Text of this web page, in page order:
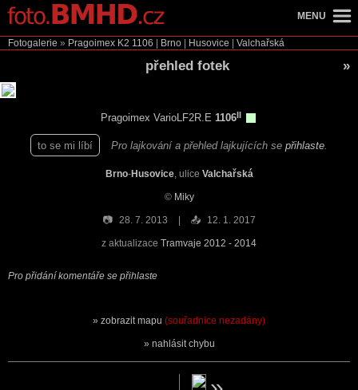
Fotogalerie » Pragoimex K2 1106 Brno Husovice Valchařská
přehled fotek »
Pragoimex VarioLF2R.E 1106
to se mi líbí Pro lajkování a přehled lajkujících se přihlaste
Brno-Husovice, ulice Valchařská
© Miky
📷 28. 7. 2013 📤 12. 1. 2017
z aktualizace Tramvaje 2012 - 2014
Pro přidání komentáře se přihlaste
zobrazit mapu (souřadnice nezadány)
nahlásit chybu
MENU